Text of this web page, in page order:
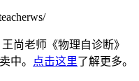
尚老师《物理自诊断》
中。
点击这里了解更多。